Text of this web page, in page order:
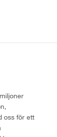
oss för ett